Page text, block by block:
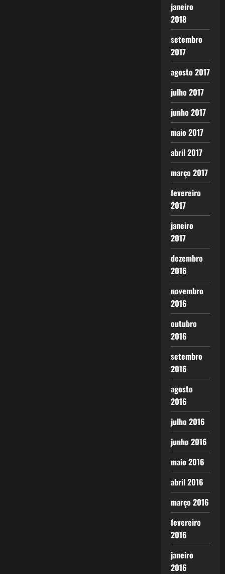
janeiro
2018
setembro
2017
agosto 2017
julho 2017
junho 2017
maio 2017
abril 2017
março 2017
fevereiro
2017
janeiro
2017
dezembro
2016
novembro
2016
outubro
2016
setembro
2016
agosto
2016
julho 2016
junho 2016
maio 2016
abril 2016
março 2016
fevereiro
2016
janeiro
2016